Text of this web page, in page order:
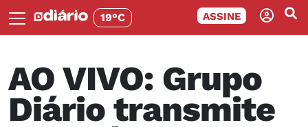
19°C ASSINE
AO VIVO: Grupo
Diário transmite